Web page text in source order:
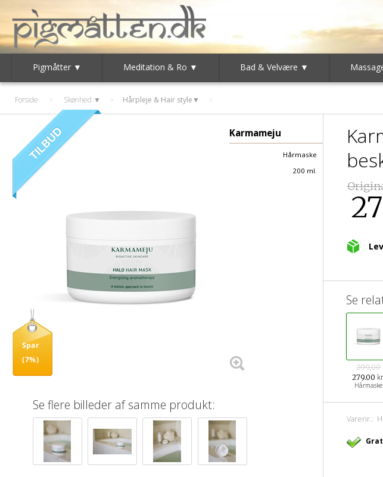
Pigmåtter ▼ Meditation & Ro ▼ Bad & Velvære ▼
Forside > Skønhed ▼ > Hårpleje & Hair style▼
Karmameju
Hårmaske
200 ml.
Spar
(7%)
Se flere billeder af samme produkt:
Se
299,00
279.00
Hårmaske
Varenr.: